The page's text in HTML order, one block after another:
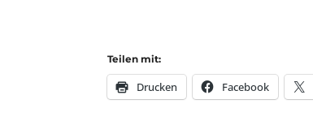
Teilen mit:
Drucken Facebook